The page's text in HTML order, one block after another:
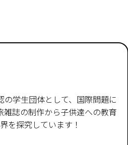
学生団体として、国際問題に
誌の制作から子供達への教育
を探究しています！